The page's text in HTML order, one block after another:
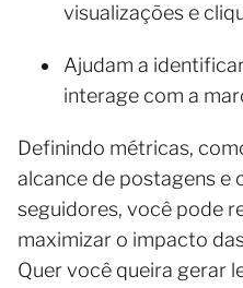
visualizações e
Ajudam a
interage com a
Definindo métricas,
alcance de postagens e
seguidores, você pode
maximizar o impacto
Quer você queira gerar